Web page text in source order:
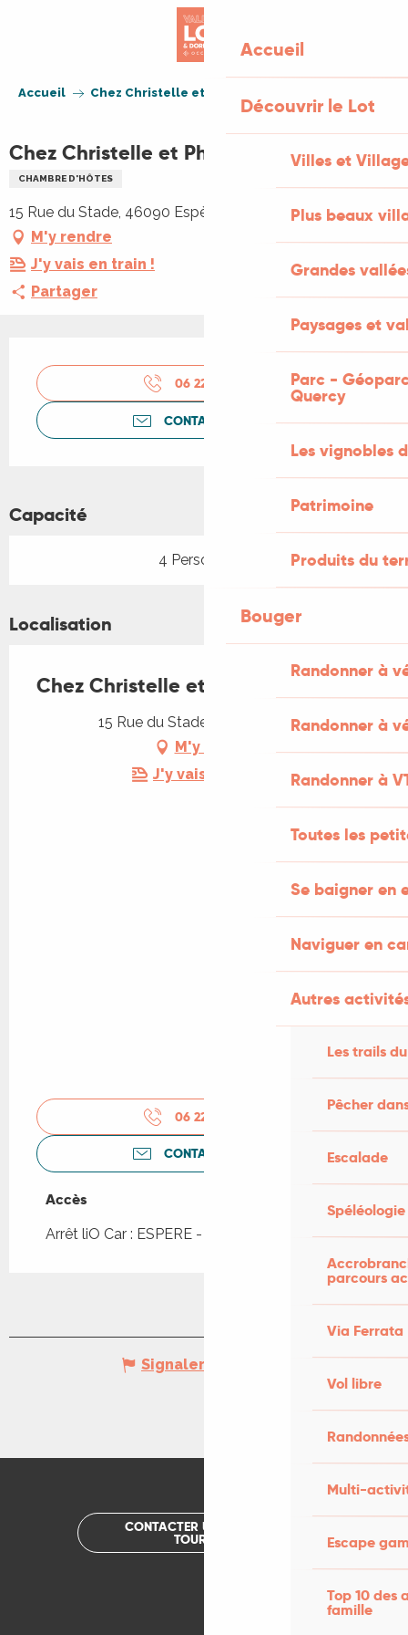
Accueil
Découvrir le Lot
Villes et
Plus beaux
Grandes
Paysages et
Parc -
Quercy
Les vignobles
Patrimoine
Produits du
Bouger
Randonner à
Randonner à
Randonner à
Toutes les
Se baigner en
Naviguer en
Autres
Les trails
Pêcher
Escalade
Spéléologie
parcours
Via Ferrata
Vol libre
Multi-
Escape
Top 10 des
famille
Accueil Chez Christelle et Philippe
Chez Christelle et Philippe
CHAMBRE D'HÔTES
15 Rue du Stade, 46090 Espère
M'y rendre
J'y vais en train !
Partager
Ouverture et coordonnées
06 22 13 02
CONTACTEZ-NOUS
Capacité
4 Personne(s)
Localisation
Chez Christelle et Philippe
15 Rue du Stade, 46090 Espère
M'y rendre
J'y vais en train !
06 22 13 02
CONTACTEZ-NOUS
Accès
Accès
Arrêt liO Car : ESPERE - Bourg à 541m
Signaler une erreur
CONTACTER UN OFFICE DE
TOURISME